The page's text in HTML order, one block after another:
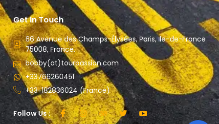
Get In Touch
66 Avenue des Champs-Élysées, Paris, Ile-de-France
75008, France.
bobby(at)tourpassion.com
+33766260451
+33-182836024 (France)
Follow Us :